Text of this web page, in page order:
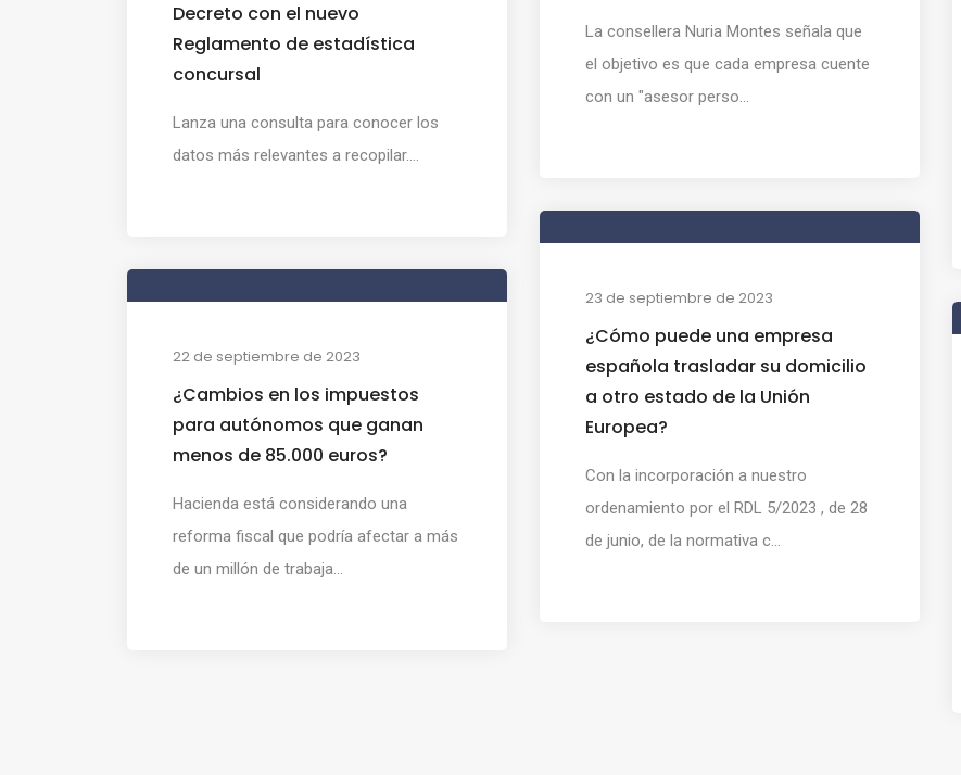
La consellera Nuria Montes señala que
el objetivo es que cada empresa cuente
con un "asesor perso...
Decreto con el nuevo
Reglamento de estadística
concursal
Lanza una consulta para conocer los
datos más relevantes a recopilar....
23 de septiembre de 2023
¿Cómo puede una empresa
española trasladar su domicilio
a otro estado de la Unión
Europea?
Con la incorporación a nuestro
ordenamiento por el RDL 5/2023 , de 28
de junio, de la normativa c...
22 de septiembre de 2023
¿Cambios en los impuestos
para autónomos que ganan
menos de 85.000 euros?
Hacienda está considerando una
reforma fiscal que podría afectar a más
de un millón de trabaja...